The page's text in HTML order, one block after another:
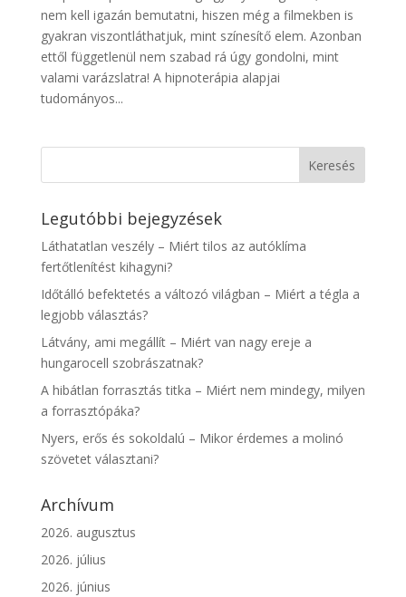
nem kell igazán bemutatni, hiszen még a filmekben is
gyakran viszontláthatjuk, mint színesítő elem. Azonban
ettől függetlenül nem szabad rá úgy gondolni, mint
valami varázslatra! A hipnoterápia alapjai
tudományos...
Legutóbbi bejegyzések
Láthatatlan veszély – Miért tilos az autóklíma
fertőtlenítést kihagyni?
Időtálló befektetés a változó világban – Miért a tégla a
legjobb választás?
Látvány, ami megállít – Miért van nagy ereje a
hungarocell szobrászatnak?
A hibátlan forrasztás titka – Miért nem mindegy, milyen
a forrasztópáka?
Nyers, erős és sokoldalú – Mikor érdemes a molinó
szövetet választani?
Archívum
2026. augusztus
2026. július
2026. június